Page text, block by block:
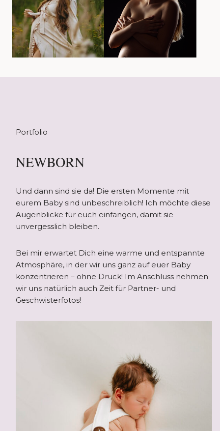
Portfolio
NEWBORN
Und dann sind sie da! Die ersten Momente mit
eurem Baby sind unbeschreiblich! Ich möchte diese
Augenblicke für euch einfangen, damit sie
unvergesslich bleiben.
Bei mir erwartet Dich eine warme und entspannte
Atmosphäre, in der wir uns ganz auf euer Baby
konzentrieren – ohne Druck! Im Anschluss nehmen
wir uns natürlich auch Zeit für Partner- und
Geschwisterfotos!